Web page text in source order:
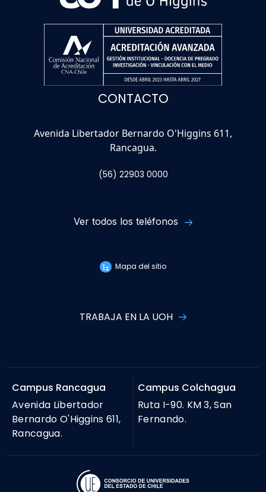
CONTACTO
Avenida Libertador Bernardo O'Higgins 611,
Rancagua.
(56) 22903 0000
Ver todos los teléfonos
Mapa del sitio
TRABAJA EN LA UOH
Campus Rancagua
Avenida Libertador
Bernardo O'Higgins 611,
Rancagua.
Campus Colchagua
Ruta I-90. KM 3, San
Fernando.